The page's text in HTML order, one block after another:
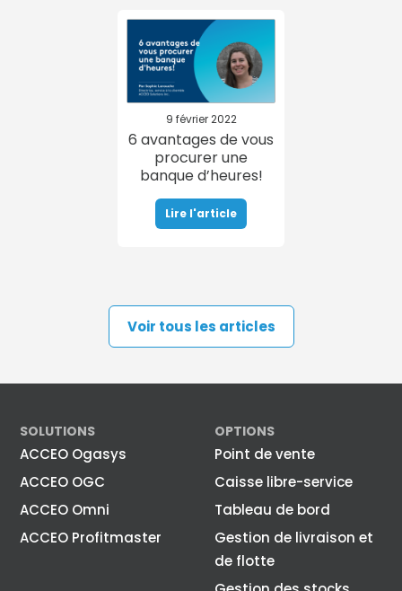
9 février 2022
6 avantages de vous
procurer une
banque d’heures!
Lire l'article
Voir tous les articles
SOLUTIONS
ACCEO Ogasys
ACCEO OGC
ACCEO Omni
ACCEO Profitmaster
OPTIONS
Point de vente
Caisse libre-service
Tableau de bord
Gestion de livraison et
de flotte